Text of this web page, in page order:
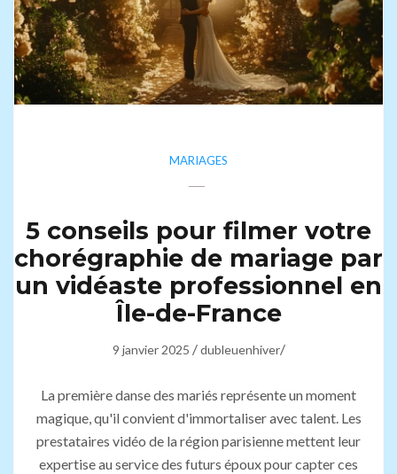
MARIAGES
5 conseils pour filmer votre
chorégraphie de mariage par
un vidéaste professionnel en
Île-de-France
9 janvier 2025 /dubleuenhiver/
La première danse des mariés représente un moment
magique, qu'il convient d'immortaliser avec talent. Les
prestataires vidéo de la région parisienne mettent leur
expertise au service des futurs époux pour capter ces